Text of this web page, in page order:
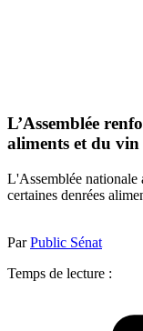
L’Assemblée
aliments et du
L'Assemblée nationale
certaines denrées
ParPublic Sénat
Temps de lecture :